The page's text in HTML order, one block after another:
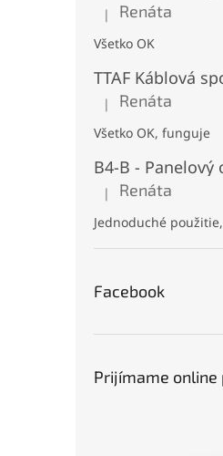
Hodnotenie
| Renáta
Všetko OK
Hodnotenie
| Renáta
Všetko OK, funguje
Hodnotenie
| Renáta
Jednoduché
Facebook
Prijímame online